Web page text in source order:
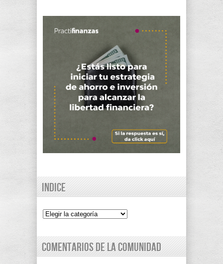
Indice
Indice
Comentarios de la comunidad